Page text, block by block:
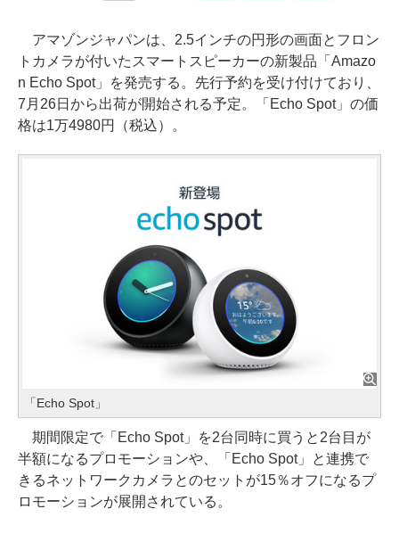
アマゾンジャパンは、2.5インチの円形の画面とフロン
トカメラが付いたスマートスピーカーの新製品「Amazo
n Echo Spot」を発売する。先行予約を受け付けており、
7月26日から出荷が開始される予定。「Echo Spot」の価
格は1万4980円（税込）。
「Echo Spot」
期間限定で「Echo Spot」を2台同時に買うと2台目が
半額になるプロモーションや、「Echo Spot」と連携で
きるネットワークカメラとのセットが15％オフになるプ
ロモーションが展開されている。